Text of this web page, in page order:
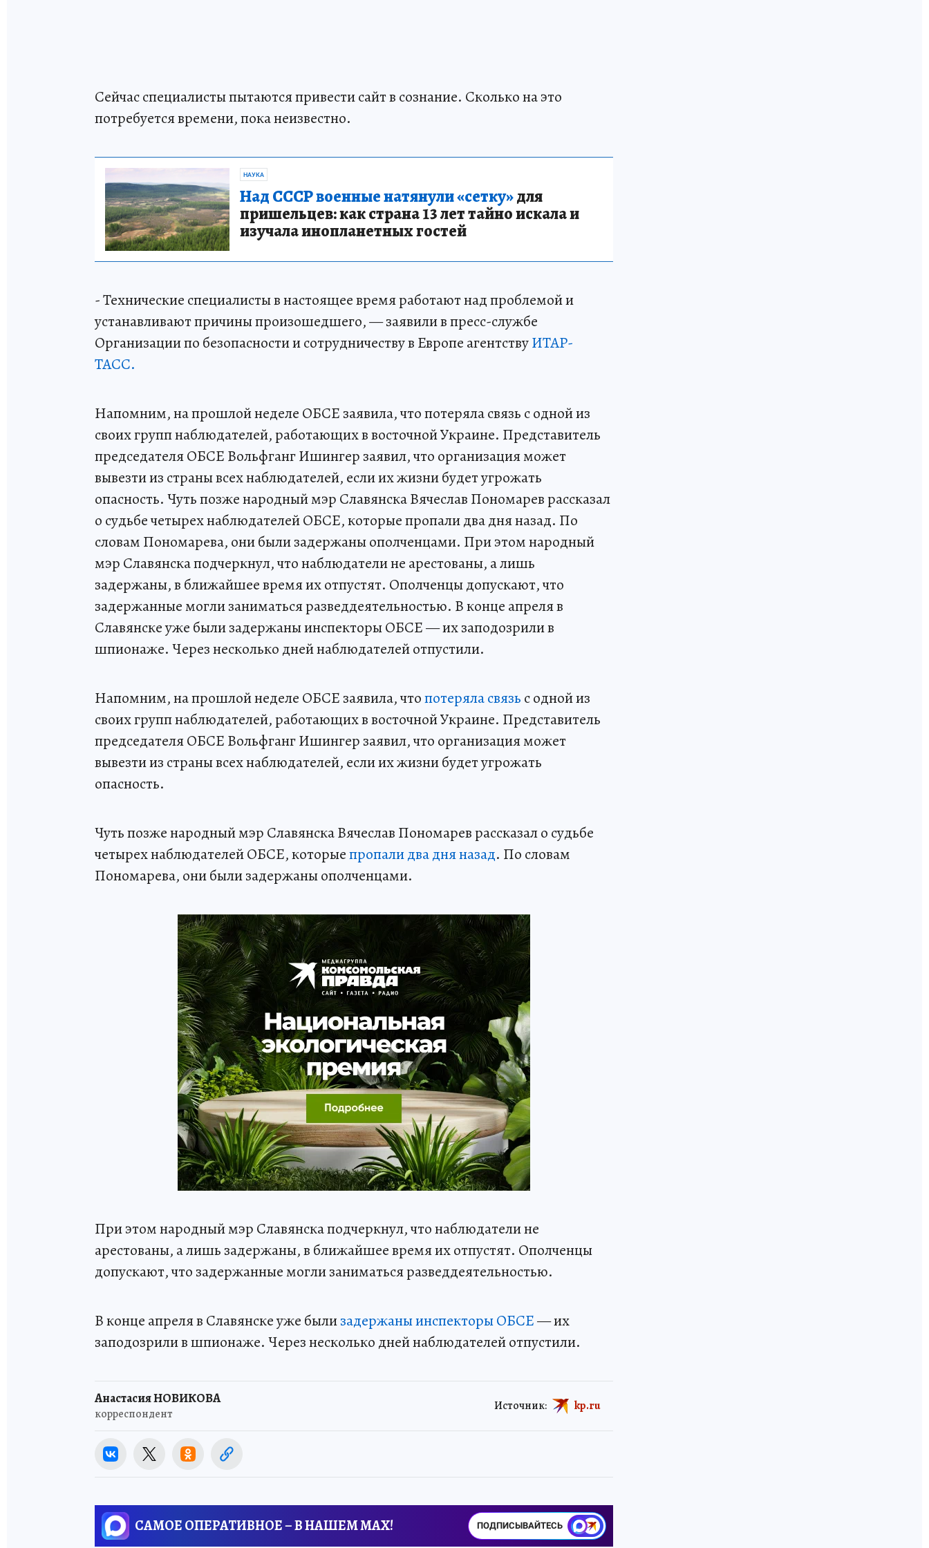
Сейчас специалисты пытаются привести сайт в сознание. Сколько на это
потребуется времени, пока неизвестно.
НАУКА
Над СССР военные натянули «сетку»для
пришельцев: как страна 13 лет тайно искала и
изучала инопланетных гостей
- Технические специалисты в настоящее время работают над проблемой и
устанавливают причины произошедшего, — заявили в пресс-службе
Организации по безопасности и сотрудничеству в Европе агентствуИТАР-
ТАСС.
Напомним, на прошлой неделе ОБСЕ заявила, что потеряла связь с одной из
своих групп наблюдателей, работающих в восточной Украине. Представитель
председателя ОБСЕ Вольфганг Ишингер заявил, что организация может
вывезти из страны всех наблюдателей, если их жизни будет угрожать
опасность. Чуть позже народный мэр Славянска Вячеслав Пономарев рассказал
о судьбе четырех наблюдателей ОБСЕ, которые пропали два дня назад. По
словам Пономарева, они были задержаны ополченцами. При этом народный
мэр Славянска подчеркнул, что наблюдатели не арестованы, а лишь
задержаны, в ближайшее время их отпустят. Ополченцы допускают, что
задержанные могли заниматься разведдеятельностью. В конце апреля в
Славянске уже были задержаны инспекторы ОБСЕ — их заподозрили в
шпионаже. Через несколько дней наблюдателей отпустили.
Напомним, на прошлой неделе ОБСЕ заявила, чтопотеряла связь с одной из
своих групп наблюдателей, работающих в восточной Украине. Представитель
председателя ОБСЕ Вольфганг Ишингер заявил, что организация может
вывезти из страны всех наблюдателей, если их жизни будет угрожать
опасность.
Чуть позже народный мэр Славянска Вячеслав Пономарев рассказал о судьбе
четырех наблюдателей ОБСЕ, которыепропали два дня назад. По словам
Пономарева, они были задержаны ополченцами.
При этом народный мэр Славянска подчеркнул, что наблюдатели не
арестованы, а лишь задержаны, в ближайшее время их отпустят. Ополченцы
допускают, что задержанные могли заниматься разведдеятельностью.
В конце апреля в Славянске уже былизадержаны инспекторы ОБСЕ— их
заподозрили в шпионаже. Через несколько дней наблюдателей отпустили.
Анастасия НОВИКОВА
корреспондент
Источник: kp.ru
САМОЕ ОПЕРАТИВНОЕ – В НАШЕМ MAX! ПОДПИСЫВАЙТЕСЬ